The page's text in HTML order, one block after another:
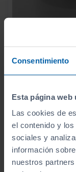
Consentimiento
Esta página web
Las cookies de
el contenido y
sociales y
información
nuestros
CERO